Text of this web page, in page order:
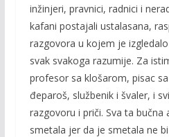
inžinjeri, pravnici, radnici i
kafani postajali ustalasana,
razgovora u kojem je
svak svakoga razumije. Za
profesor sa klošarom, pisac
đeparoš, službenik i švaler, i
razgovoru i priči. Sva ta
smetala jer da je smetala ne